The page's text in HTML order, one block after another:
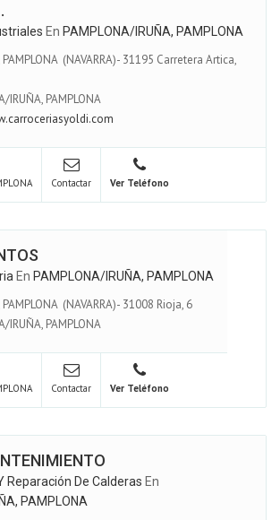
En PAMPLONA/IRUÑA, PAMPLONA
PAMPLONA (NAVARRA)- 31195 Carretera Artica,
IRUÑA, PAMPLONA
Contactar Ver Teléfono
En PAMPLONA/IRUÑA, PAMPLONA
PAMPLONA (NAVARRA)- 31008 Rioja, 6
IRUÑA, PAMPLONA
Contactar Ver Teléfono
Reparación De Calderas En
PAMPLONA